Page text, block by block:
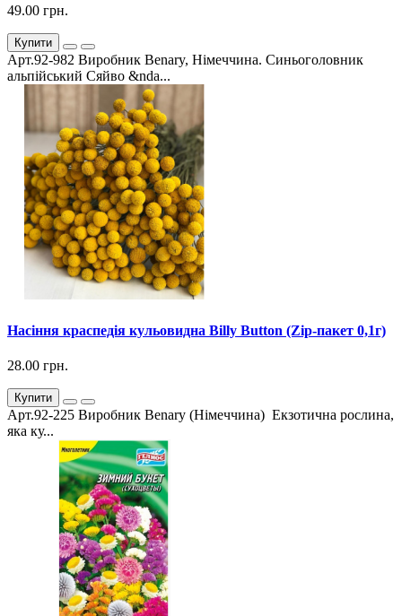
49.00 грн.
Купити
Арт.92-982 Виробник Benary, Німеччина. Синьоголовник
альпійський Сяйво &nda...
Насіння краспедія кульовидна Billy Button (Zip-пакет 0,1г)
28.00 грн.
Купити
Арт.92-225 Виробник Benary (Німеччина) Екзотична рослина,
яка ку...